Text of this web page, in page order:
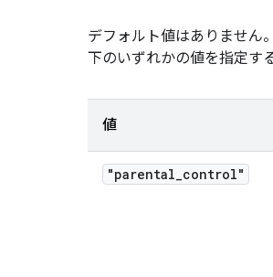
デフォルト値はありません
下のいずれかの値を指定す
値
"parental_control"